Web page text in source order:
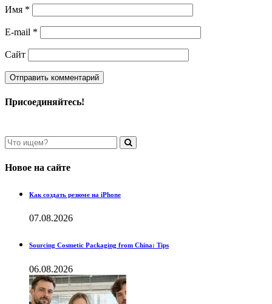
Имя *
E-mail *
Сайт
Присоединяйтесь!
Новое на сайте
Как создать резюме на iPhone
07.08.2026
Sourcing Cosmetic Packaging from China: Tips
06.08.2026